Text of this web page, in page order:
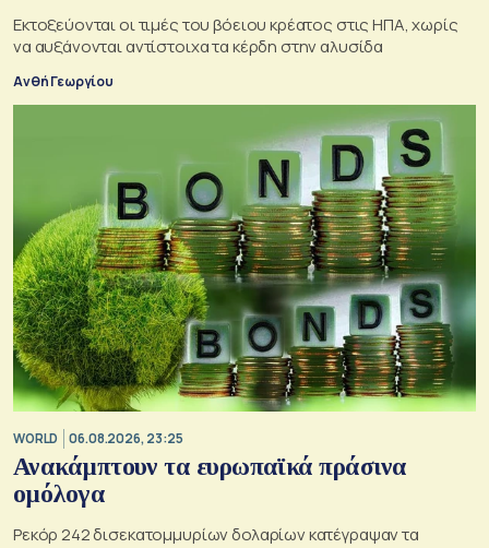
Εκτοξεύονται οι τιμές του βόειου κρέατος στις ΗΠΑ, χωρίς
να αυξάνονται αντίστοιχα τα κέρδη στην αλυσίδα
Ανθή Γεωργίου
WORLD 06.08.2026, 23:25
Ανακάμπτουν τα ευρωπαϊκά πράσινα
ομόλογα
Ρεκόρ 242 δισεκατομμυρίων δολαρίων κατέγραψαν τα